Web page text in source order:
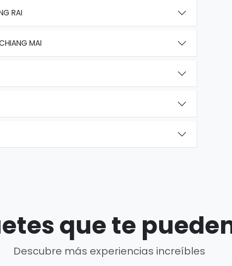
RAI
MAI
que te
Descubre más experiencias increíbles